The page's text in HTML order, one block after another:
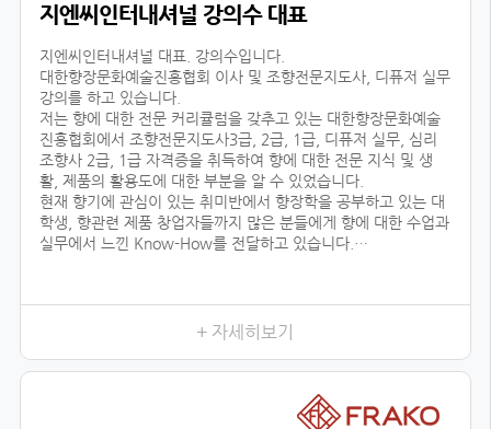
지엔씨인터내셔널 강의수 대표
지엔씨인터내셔널 대표. 강의수입니다.
대한향장문화예술진흥협회 이사 및 조향전문지도사, 디퓨저 실무
강의를 하고 있습니다.
저는 향에 대한 전문 커리큘럼을 갖추고 있는 대한향장문화예술
진흥협회에서 조향전문지도사3급, 2급, 1급, 디퓨저 실무, 심리
조향사 2급, 1급 자격증을 취득하여 향에 대한 전문 지식 및 생
활, 제품의 활용도에 대한 부분을 알 수 있었습니다.
현재 향기에 관심이 있는 취미반에서 향장학을 공부하고 있는 대
학생, 향관련 제품 창업자들까지 많은 분들에게 향에 대한 수업과
실무에서 느낀 Know-How를 전달하고 있습니다.
등을 생산, 판매, 수출하고 있으며, 타 브랜드 제품 기획, 컨설팅
+ 자세히보기